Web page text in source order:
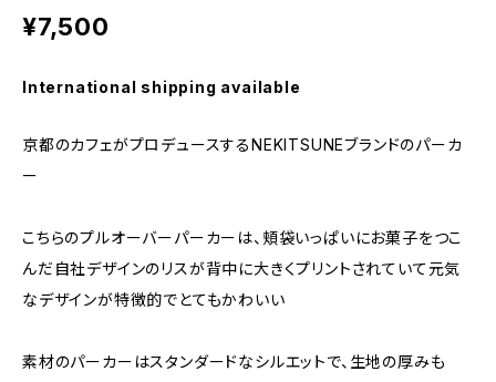
¥7,500
International shipping available
京都のカフェがプロデュースするNEKITSUNEブランドのパーカ
ー
こちらのプルオーバーパーカーは、頬袋いっぱいにお菓子をつこ
んだ自社デザインのリスが背中に大きくプリントされていて元気
なデザインが特徴的でとてもかわいい
素材のパーカーはスタンダードなシルエットで、生地の厚みも